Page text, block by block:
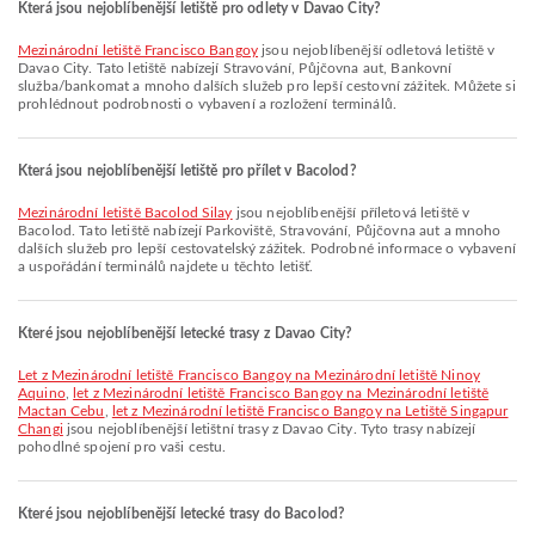
Která jsou nejoblíbenější letiště pro odlety v Davao City?
Mezinárodní letiště Francisco Bangoy jsou nejoblíbenější odletová letiště v
Davao City. Tato letiště nabízejí Stravování, Půjčovna aut, Bankovní
služba/bankomat a mnoho dalších služeb pro lepší cestovní zážitek. Můžete si
prohlédnout podrobnosti o vybavení a rozložení terminálů.
Která jsou nejoblíbenější letiště pro přílet v Bacolod?
Mezinárodní letiště Bacolod Silay jsou nejoblíbenější příletová letiště v
Bacolod. Tato letiště nabízejí Parkoviště, Stravování, Půjčovna aut a mnoho
dalších služeb pro lepší cestovatelský zážitek. Podrobné informace o vybavení
a uspořádání terminálů najdete u těchto letišť.
Které jsou nejoblíbenější letecké trasy z Davao City?
let z Mezinárodní letiště Francisco Bangoy na Mezinárodní letiště Ninoy
Aquino,
let z Mezinárodní letiště Francisco Bangoy na Mezinárodní letiště
Mactan Cebu
let z Mezinárodní letiště Francisco Bangoy na Letiště Singapur
Changi jsou nejoblíbenější letištní trasy z Davao City. Tyto trasy nabízejí
pohodlné spojení pro vaši cestu.
Které jsou nejoblíbenější letecké trasy do Bacolod?